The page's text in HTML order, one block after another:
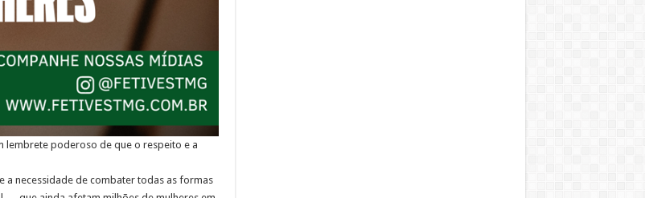
lembrete poderoso de que o respeito e a
a necessidade de combater todas as formas